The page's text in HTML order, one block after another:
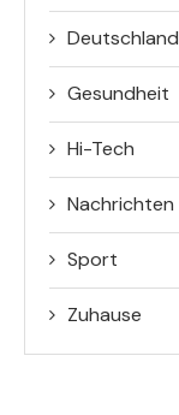
Deutschland
Gesundheit
Hi-Tech
Nachrichten
Sport
Zuhause